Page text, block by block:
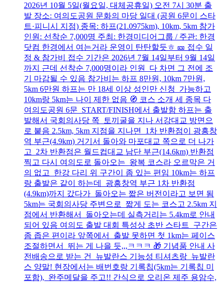
2026년 10월 5일(월요일, 대체공휴일) 오전 7시 30분 출
발 장소: 여의도공원 문화의 마당 일대 (공원 6문이 스타
트·피니시 지점) 종목: 하프(21.0975km), 10km, 5km 참가
인원: 선착순 7,000명 주최: 한경미디어그룹 / 주관: 한경
닷컴 한경에서 여는거라 운영이 탄탄할듯ㅎ 🎫 접수 일
정 & 참가비 접수 기간은 2026년 7월 14일부터 9월 14일
까지 근데 선착순 7,000명이라 인원 다 차면 그 전에 조
기 마감될 수 있음 참가비는 하프 8만원, 10km 7만원,
5km 6만원 하프는 만 18세 이상 성인만 신청 가능하고
10km랑 5km는 나이 제한 없음 🧭 코스 소개 세 종목 다
여의도공원 6문 START/FINISH에서 출발함 하프는 출
발해서 국회의사당 쪽 토끼굴을 지나 서강대교 방면으
로 붙음 2.5km, 5km 지점을 지나면 1차 반환점이 광흥창
역 부근(4.9km) 거기서 돌아와 마포대교 쪽으로 더 나가
고 2차 반환점은 월드컵대교 남단 부근(14.6km) 반환점
찍고 다시 여의도로 돌아오는 왕복 코스라 오르막은 거
의 없고 한강 다리 위 구간이 좀 있는 편임 10km는 하프
랑 출발은 같이 하는데 광흥창역 부근 1차 반환점
(4.9km)까지 갔다가 돌아오는 짧은 버전이라고 보면 됨
5km는 국회의사당 주변으로 짧게 도는 코스고 2.5km 지
점에서 반환해서 돌아오는데 실측거리는 5.4km로 안내
되어 있음 여의도 출발 대회 특성상 초반 스타트 구간은
좀 좁은 편이라 앞쪽에서 출발 못하면 첫 1km는 페이스
조절하면서 뛰는 게 나을 듯,,,ㅋㅋㅋ 🎁 기념품 안내 사
전배송으로 받는 건 뉴발란스 기능성 티셔츠랑 뉴발란
스 양말! 현장에서는 배번호랑 기록칩(5km는 기록칩 미
포함), 완주메달을 주고!! 간식으로 오리온 제주 용암수,